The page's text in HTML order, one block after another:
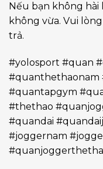
Nếu bạn không hài
không vừa. Vui
trả.
#yolosport #quan
#quanthethaonam
#quantapgym
#thethao
#quandai
#joggernam